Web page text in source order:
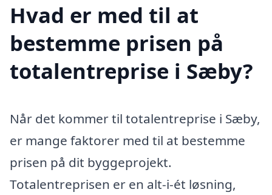
Hvad er med til at
bestemme prisen på
totalentreprise i Sæby?
Når det kommer til totalentreprise i Sæby,
er mange faktorer med til at bestemme
prisen på dit byggeprojekt.
Totalentreprisen er en alt-i-ét løsning,